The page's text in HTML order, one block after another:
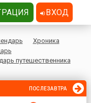
Хроника
путешественника
ПОСЛЕЗАВТРА
ВХОД